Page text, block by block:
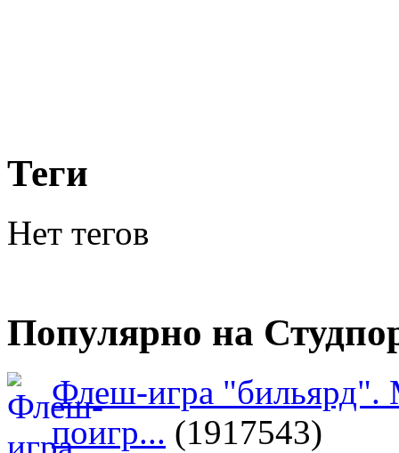
Теги
Нет тегов
Популярно на
Флеш-игра "бильярд".
поигр... (1917543)